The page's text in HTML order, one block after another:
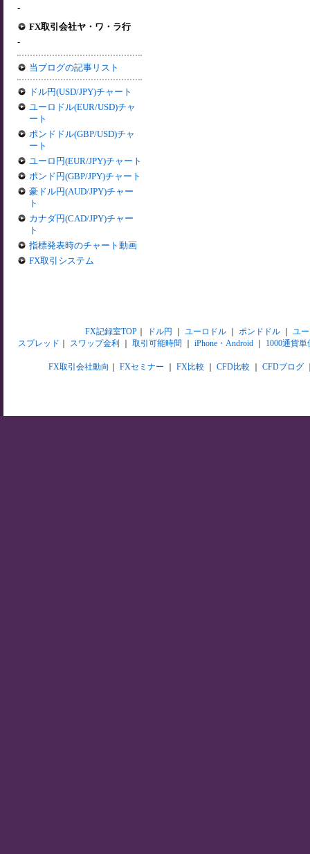
-
FX取引会社ヤ・ワ・ラ行
-
当ブログの記事リスト
ドル円(USD/JPY)チャート
ユーロドル(EUR/USD)チャ
ート
ポンドドル(GBP/USD)チャ
ート
ユーロ円(EUR/JPY)チャート
ポンド円(GBP/JPY)チャート
豪ドル円(AUD/JPY)チャー
ト
カナダ円(CAD/JPY)チャー
ト
指標発表時のチャート動画
FX取引システム
FX記録室TOP｜ ドル円 ユーロドル｜ ポンドドル｜ ユ
スプレッド
スワップ金利 取引可能時間 iPhone・Android 1000通貨単
FX取引会社動向 FXセミナー FX比較 CFD比較 CFDブログ